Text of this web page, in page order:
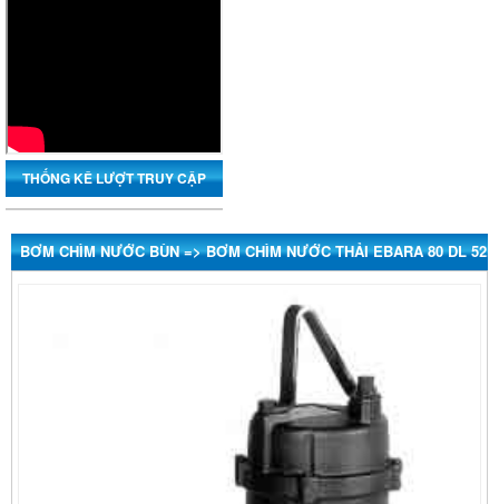
THỐNG KÊ LƯỢT TRUY CẬP
BƠM CHÌM NƯỚC BÙN => BƠM CHÌM NƯỚC THẢI EBARA 80 DL 52.2